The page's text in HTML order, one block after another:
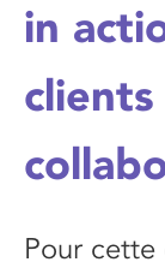
in
Pour